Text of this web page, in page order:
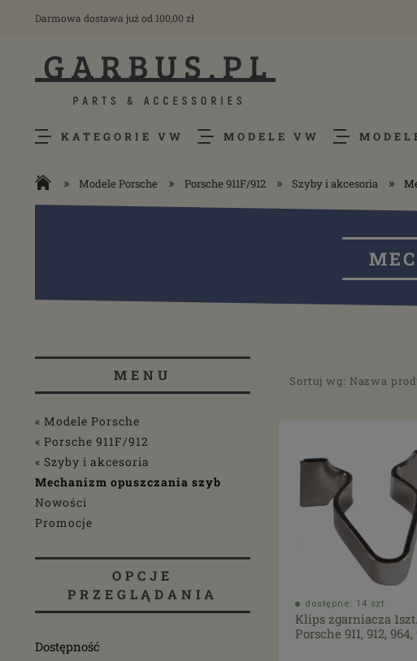
Darmowa dostawa już od 100,00 zł
KATEGORIE VW MODELE VW
» Modele Porsche » Porsche 911F/912 » Szyby i akcesoria »
MENU
« Modele Porsche
« Porsche 911F/912
« Szyby i akcesoria
Mechanizm opuszczania szyb
Nowości
Promocje
OPCJE
PRZEGLĄDANIA
Dostępność
Sortuj wg: Nazwa
dostępne: 14 szt.
Klips zgarniacza 1szt.
Porsche 911, 912, 964,